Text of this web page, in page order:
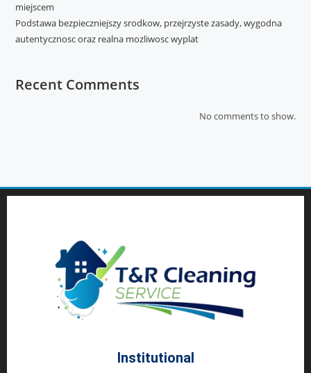
miejscem
Podstawa bezpieczniejszy srodkow, przejrzyste zasady, wygodna
autentycznosc oraz realna mozliwosc wyplat
Recent Comments
No comments to show.
Institutional